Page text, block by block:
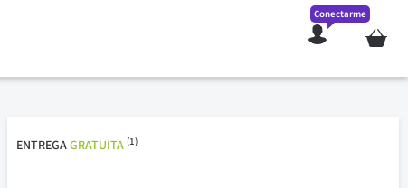
Mi cesta
Conectarme
ENTREGAGRATUITA (1)